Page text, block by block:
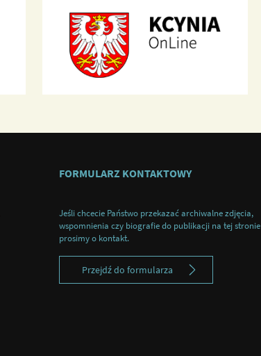
FORMULARZ KONTAKTOWY
Jeśli chcecie Państwo przekazać archiwalne zdjęcia,
wspomnienia czy biografie do publikacji na tej stronie
prosimy o kontakt.
Przejdź do formularza